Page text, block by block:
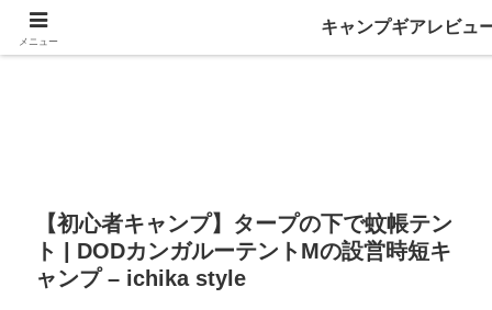
【初心者キャンプ】タープの下で蚊帳テン
ト | DODカンガルーテントMの設営時短キ
ャンプ – ichika style
メニュー
キャンプギアレビュ